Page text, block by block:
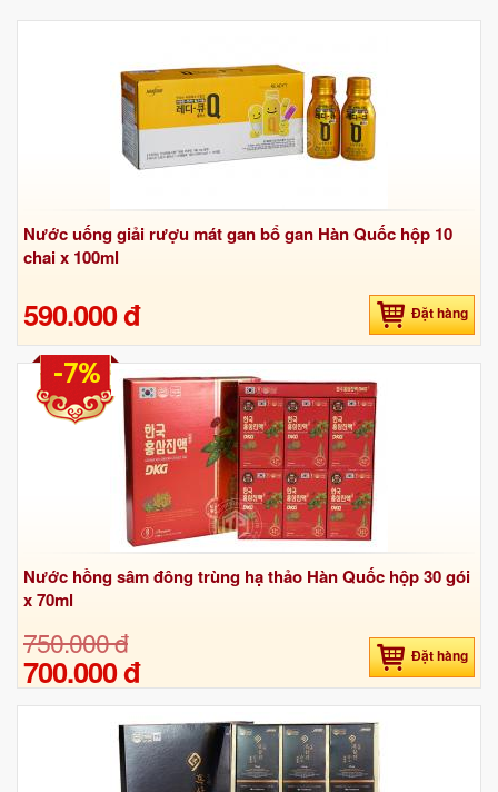
Nước uống giải rượu mát gan bổ gan Hàn Quốc hộp 10
chai x 100ml
590.000 đ Đặt hàng
Nước hồng sâm đông trùng hạ thảo Hàn Quốc hộp 30 gói
x 70ml
750.000 đ
700.000 đ Đặt hàng
-7%